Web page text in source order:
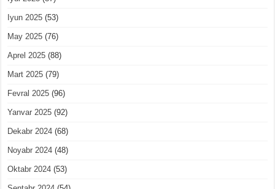
Iyun 2025 (53)
May 2025 (76)
Aprel 2025 (88)
Mart 2025 (79)
Fevral 2025 (96)
Yanvar 2025 (92)
Dekabr 2024 (68)
Noyabr 2024 (48)
Oktabr 2024 (53)